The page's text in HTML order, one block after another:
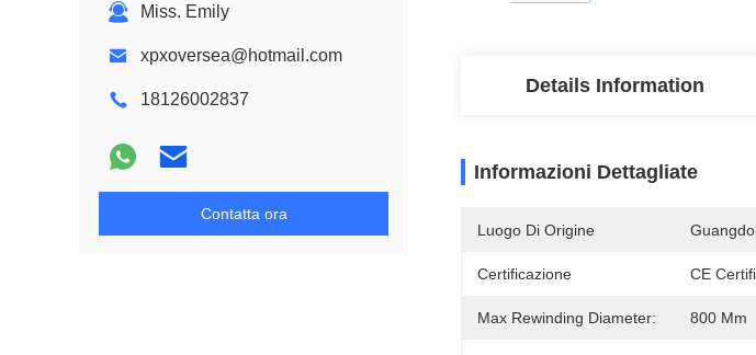
Miss. Emily
xpxoversea@hotmail.com
18126002837
Contatta ora
Details Information
Informazioni Dettagliate
Luogo Di Origine
Certificazione CE
Max Rewinding Diameter: 800 Mm